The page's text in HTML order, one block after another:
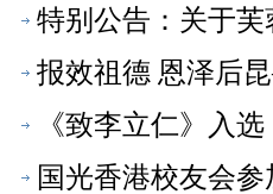
特别公告：关于
报效祖德 恩泽后
《致李立仁》入
国光香港校友会